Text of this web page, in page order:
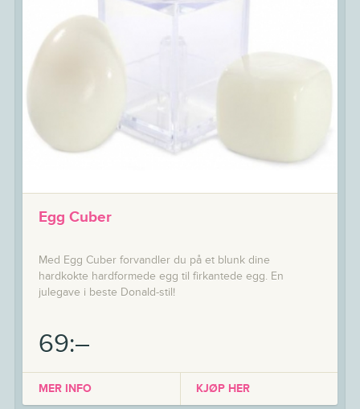
Egg Cuber
Med Egg Cuber forvandler du på et blunk dine
hardkokte hardformede egg til firkantede egg. En
julegave i beste Donald-stil!
69:–
MER INFO KJØP HER